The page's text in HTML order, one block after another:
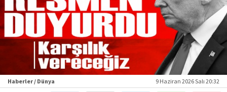
Haberler / Dünya 9 Haziran 2026 Salı 20:32